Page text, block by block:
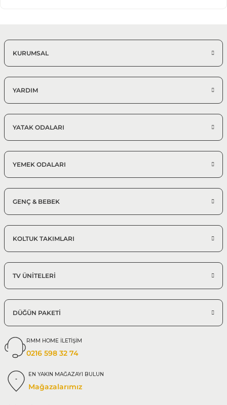
KURUMSAL
YARDIM
YATAK ODALARI
YEMEK ODALARI
GENÇ & BEBEK
KOLTUK TAKIMLARI
TV ÜNİTELERİ
DÜĞÜN PAKETİ
RMM HOME İLETİŞİM
0216 598 32 74
EN YAKIN MAĞAZAYI BULUN
Mağazalarımız